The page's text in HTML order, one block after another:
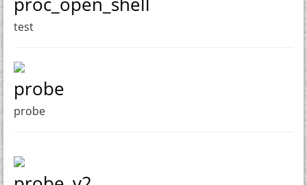
test
probe
probe